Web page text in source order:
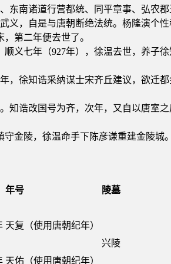
东南诸道行营都统、同平章事、弘农
义，自是与唐朝断绝法统。杨隆演个
第二年便去世了。
顺义七年（927年），徐温去世，养子
，徐知诰采纳谋士宋齐丘建议，欲迁
知诰改国号为齐，次年，又自以唐室
金陵，徐温命手下陈彦谦重建金陵城
年号 陵墓
天复（使用唐朝纪年）
兴陵
天佑（使用唐朝纪年）